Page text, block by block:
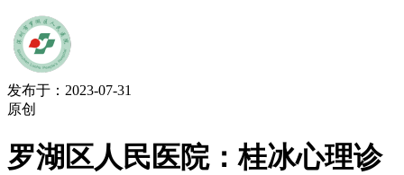
发布于：2023-07-31
原创
罗湖区人民医院：桂冰心理诊